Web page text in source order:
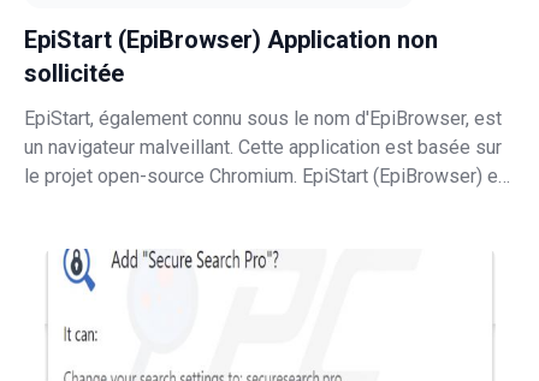
EpiStart (EpiBrowser) Application non
sollicitée
EpiStart, également connu sous le nom d'EpiBrowser, est
un navigateur malveillant. Cette application est basée sur
le projet open-source Chromium. EpiStart (EpiBrowser) est
(epibrowser.com ; potentiell